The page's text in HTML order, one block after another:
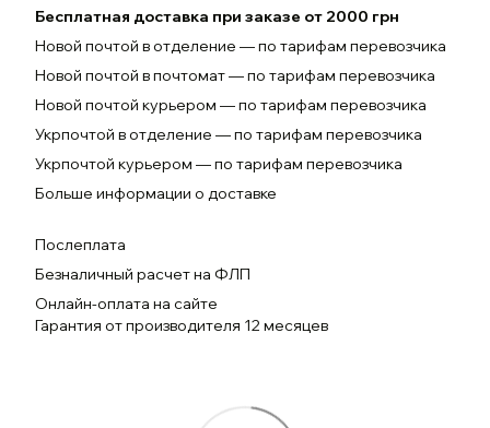
Бесплатная доставка при заказе от 2000 грн
Новой почтой в отделение — по тарифам перевозчика
Новой почтой в почтомат — по тарифам перевозчика
Новой почтой курьером — по тарифам перевозчика
Укрпочтой в отделение — по тарифам перевозчика
Укрпочтой курьером — по тарифам перевозчика
Больше информации о доставке
Послеплата
Безналичный расчет на ФЛП
Онлайн-оплата на сайте
Гарантия от производителя 12 месяцев